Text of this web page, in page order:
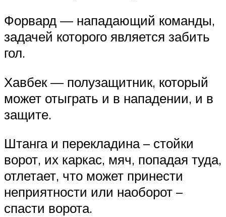
Форвард — нападающий команды,
задачей которого является забить
гол.
Хавбек — полузащитник, который
может отыграть и в нападении, и в
защите.
Штанга и перекладина – стойки
ворот, их каркас, мяч, попадая туда,
отлетает, что может принести
неприятности или наоборот –
спасти ворота.